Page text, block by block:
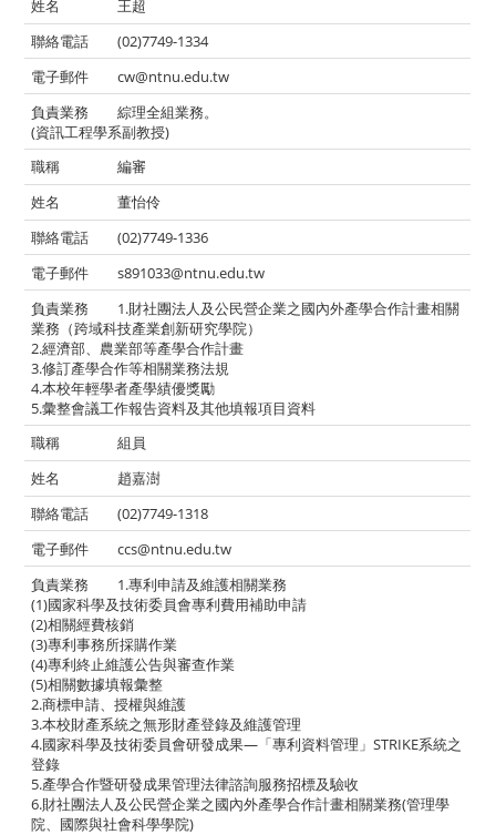
王超
(02)7749-1334
cw@ntnu.edu.tw
綜理全組業務。
(資訊工程學系副教授)
編審
董怡伶
(02)7749-1336
s891033@ntnu.edu.tw
1.財社團法人及公民營企業之國內外產學合作計畫相關
業務（跨域科技產業創新研究學院）
2.經濟部、農業部等產學合作計畫
3.修訂產學合作等相關業務法規
4.本校年輕學者產學績優獎勵
5.彙整會議工作報告資料及其他填報項目資料
組員
趙嘉澍
(02)7749-1318
ccs@ntnu.edu.tw
1.專利申請及維護相關業務
(1)國家科學及技術委員會專利費用補助申請
(2)相關經費核銷
(3)專利事務所採購作業
(4)專利終止維護公告與審查作業
(5)相關數據填報彙整
2.商標申請、授權與維護
3.本校財產系統之無形財產登錄及維護管理
4.國家科學及技術委員會研發成果—「專利資料管理」STRIKE系統之
登錄
5.產學合作暨研發成果管理法律諮詢服務招標及驗收
6.財社團法人及公民營企業之國內外產學合作計畫相關業務(管理學
院、國際與社會科學學院)